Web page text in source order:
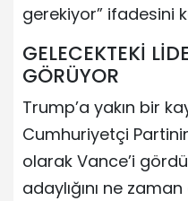
gerekiyor” ifadesini
GELECEKTEKİ
GÖRÜYOR
Trump’a yakın bir
Cumhuriyetçi
olarak Vance’i
adaylığını ne